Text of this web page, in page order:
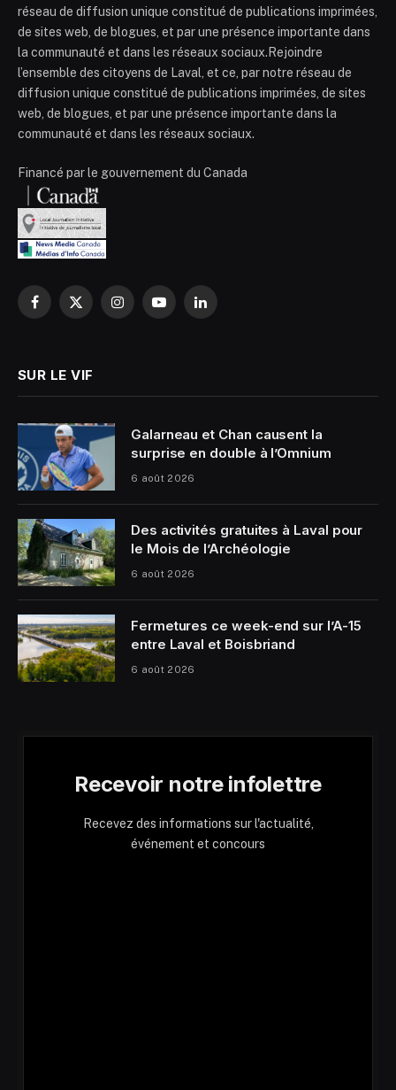
réseau de diffusion unique constitué de publications imprimées,
de sites web, de blogues, et par une présence importante dans
la communauté et dans les réseaux sociaux.Rejoindre
l’ensemble des citoyens de Laval, et ce, par notre réseau de
diffusion unique constitué de publications imprimées, de sites
web, de blogues, et par une présence importante dans la
communauté et dans les réseaux sociaux.
Financé par le gouvernement du Canada
Facebook
X
InstagramYouTubeLinkedIn
SUR LE VIF
Galarneau et Chan causent la
surprise en double à l’Omnium
6 août 2026
Des activités gratuites à Laval pour
le Mois de l’Archéologie
6 août 2026
Fermetures ce week-end sur l’A-15
entre Laval et Boisbriand
6 août 2026
Recevoir notre infolettre
Recevez des informations sur l'actualité,
événement et concours